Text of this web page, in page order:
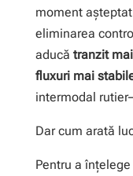
moment
eliminarea
aducă tranzit
fluxuri mai
intermodal
Dar cum arată
Pentru a